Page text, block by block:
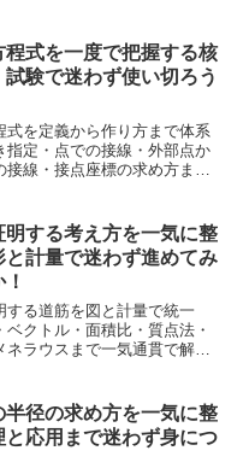
程式を一度で把握する核
試験で迷わず使い切ろう
式を定義から作り方まで体系
指定・点での接線・外部点か
接線・接点座標の求め方まで
明する考え方を一気に整
と計量で迷わず進めてみ
する道筋を図と計量で統一
ベクトル・面積比・質点法・
ネラウスまで一気通貫で解説
半径の求め方を一気に整
と応用まで迷わず身につ